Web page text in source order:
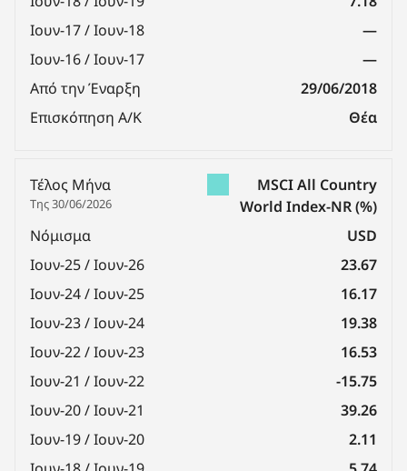
Ιουν-17 / Ιουν-18
—
Ιουν-16 / Ιουν-17
—
Από την Έναρξη
29/06/2018
Επισκόπηση Α/Κ
Θέα
Τέλος Μήνα
Της 30/06/2026
MSCI All Country
World Index-NR(%)
Νόμισμα
USD
Ιουν-25 / Ιουν-26
23.67
Ιουν-24 / Ιουν-25
16.17
Ιουν-23 / Ιουν-24
19.38
Ιουν-22 / Ιουν-23
16.53
Ιουν-21 / Ιουν-22
-15.75
Ιουν-20 / Ιουν-21
39.26
Ιουν-19 / Ιουν-20
2.11